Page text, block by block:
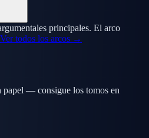
principales. El arco
Ver todos los arcos →
— consigue los tomos en